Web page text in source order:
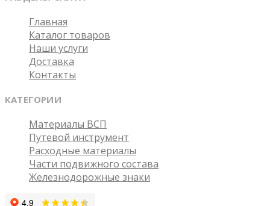
Главная
Каталог товаров
Наши услуги
Доставка
Контакты
КАТЕГОРИИ
Материалы ВСП
Путевой инструмент
Расходные материалы
Части подвижного состава
Железнодорожные знаки